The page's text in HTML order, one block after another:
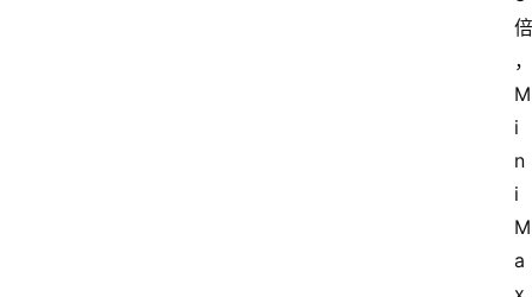
倍
，
M
i
n
i
M
a